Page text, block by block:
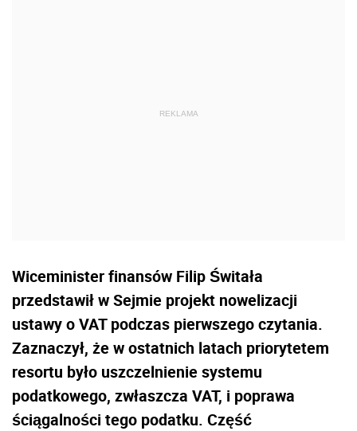
Wiceminister finansów Filip Świtała
przedstawił w Sejmie projekt nowelizacji
ustawy o VAT podczas pierwszego czytania.
Zaznaczył, że w ostatnich latach priorytetem
resortu było uszczelnienie systemu
podatkowego, zwłaszcza VAT, i poprawa
ściągalności tego podatku. Część